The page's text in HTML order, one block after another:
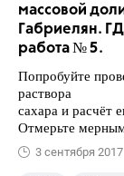
массовой
Габриелян.
работа № 5.
Попробуйте
раствора
сахара и расчёт
Отмерьте
3 сентября 2017